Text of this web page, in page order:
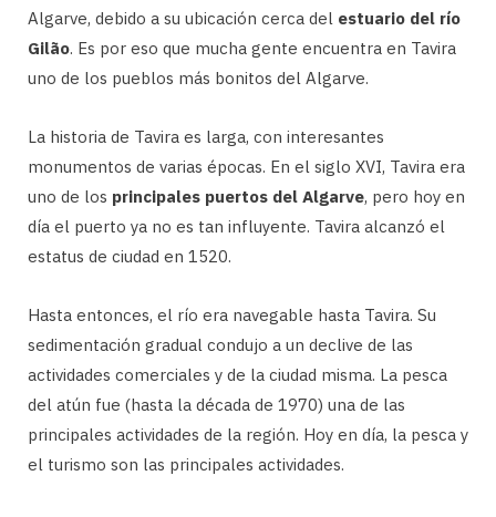
Algarve, debido a su ubicación cerca del estuario del río
Gilão. Es por eso que mucha gente encuentra en Tavira
uno de los pueblos más bonitos del Algarve.
La historia de Tavira es larga, con interesantes
monumentos de varias épocas. En el siglo XVI, Tavira era
uno de los principales puertos del Algarve, pero hoy en
día el puerto ya no es tan influyente. Tavira alcanzó el
estatus de ciudad en 1520.
Hasta entonces, el río era navegable hasta Tavira. Su
sedimentación gradual condujo a un declive de las
actividades comerciales y de la ciudad misma. La pesca
del atún fue (hasta la década de 1970) una de las
principales actividades de la región. Hoy en día, la pesca y
el turismo son las principales actividades.